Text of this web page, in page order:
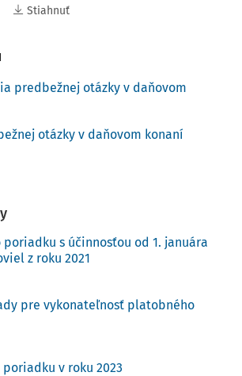
preruší, ak má vedomosť, že sa
Stiahnuť
predbežnej otázky v daňovom
otázky v daňovom konaní
s účinnosťou od 1. januára
z roku 2021
pre vykonateľnosť platobného
v roku 2023